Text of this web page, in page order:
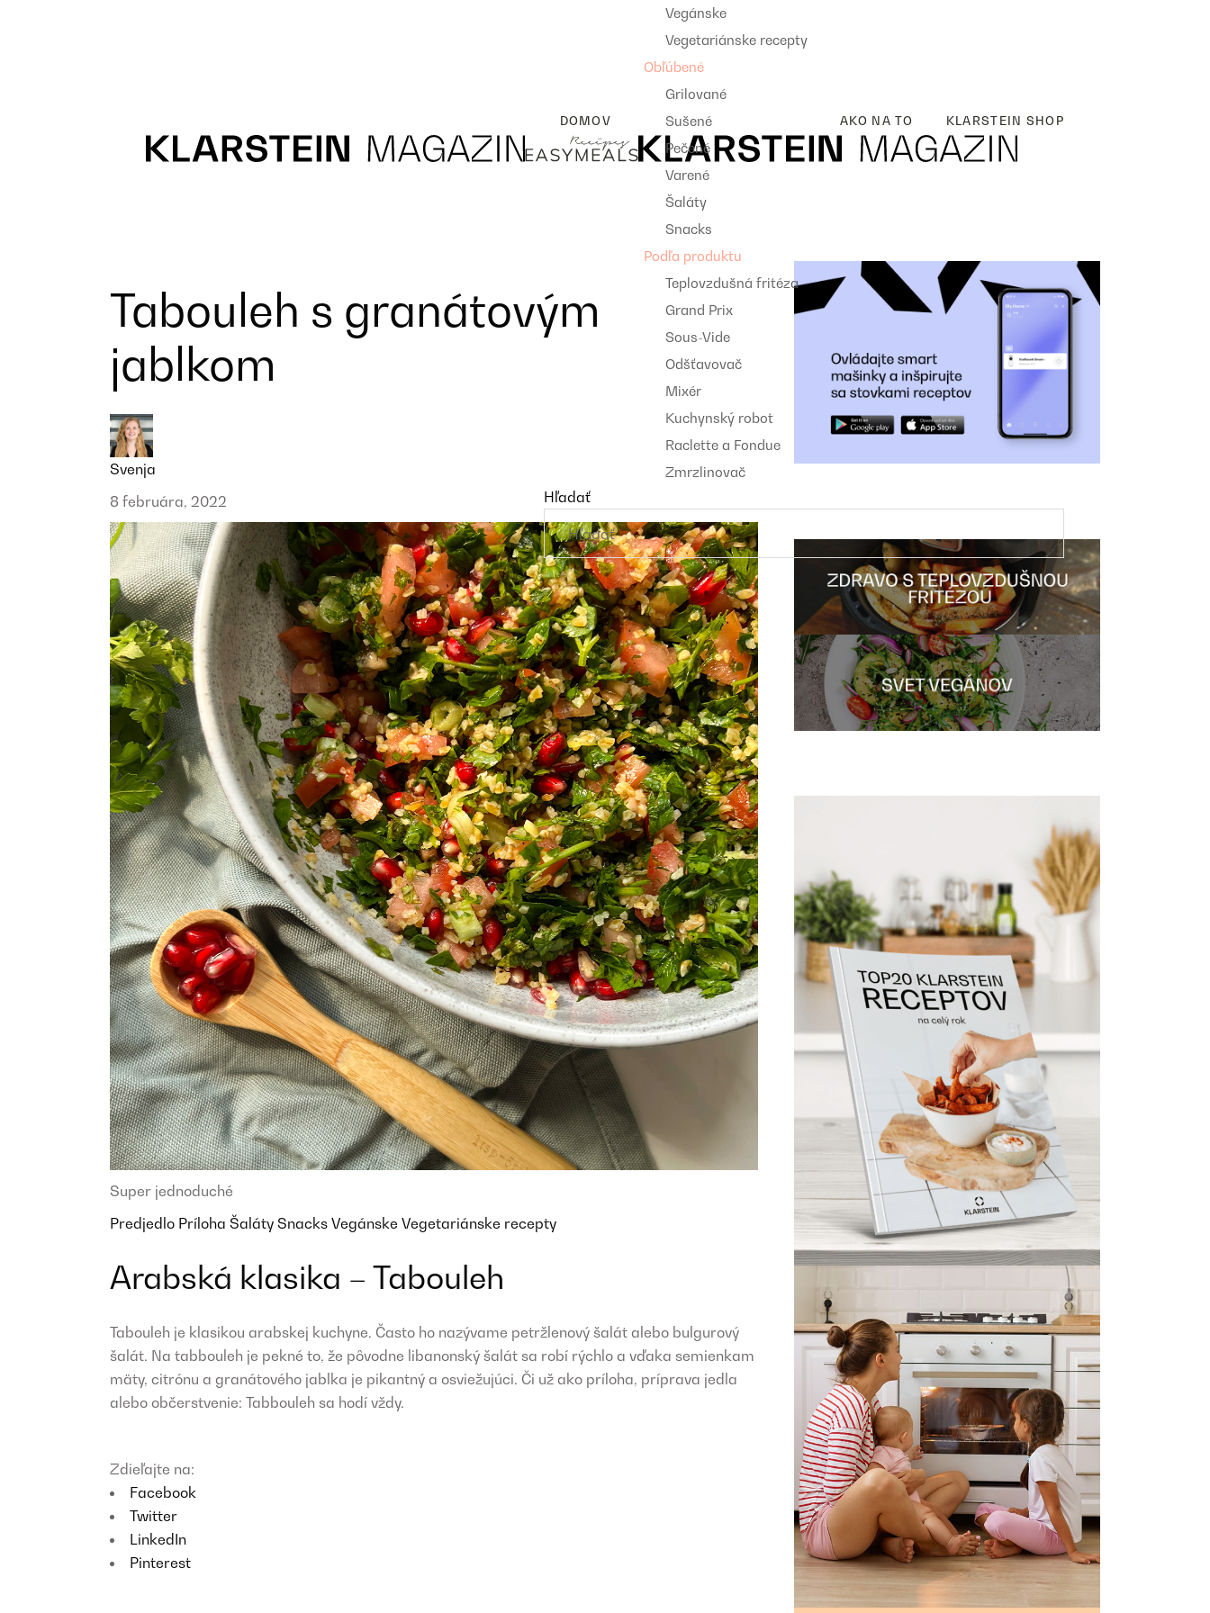
DOMOV
Vegánske
Vegetariánske recepty
Obľúbené
Grilované
Sušené
Pečené
Varené
Šaláty
Snacks
Podľa produktu
Teplovzdušná fritéza
Grand Prix
Sous-Vide
Odšťavovač
Mixér
Kuchynský robot
Raclette a Fondue
Zmrzlinovač
AKO NA TO KLARSTEIN SHOP
Hľadať
Tabouleh s granátovým
jablkom
Svenja
8 februára, 2022
Super jednoduché
Predjedlo Príloha Šaláty Snacks Vegánske Vegetariánske recepty
Arabská klasika – Tabouleh
Tabouleh je klasikou arabskej kuchyne. Často ho nazývame petržlenový šalát alebo bulgurový
šalát. Na tabbouleh je pekné to, že pôvodne libanonský šalát sa robí rýchlo a vďaka semienkam
mäty, citrónu a granátového jablka je pikantný a osviežujúci. Či už ako príloha, príprava jedla
alebo občerstvenie: Tabbouleh sa hodí vždy.
Zdieľajte na:
Facebook
Twitter
LinkedIn
Pinterest